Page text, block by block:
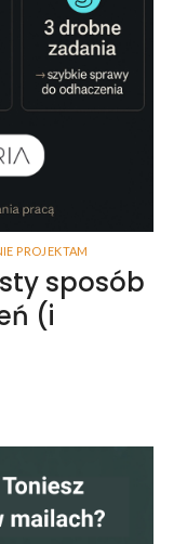
PROJEKTAM
sposób
(i